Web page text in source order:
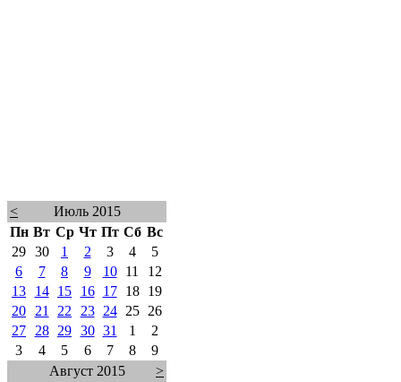
<
Июль 2015
Пн Вт Ср Чт Пт Сб Вс
29 30 1 2 3 4
5
6
7 8 9 10 11
12
13
14 15 16 17 18
19
20
21 22 23 24 25
26
27
28 29 30 31 1
2
3
4 5 6 7 8
9
Август 2015
>